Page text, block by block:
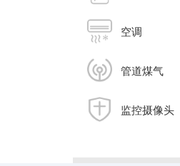
空调
管道煤气
监控摄像头